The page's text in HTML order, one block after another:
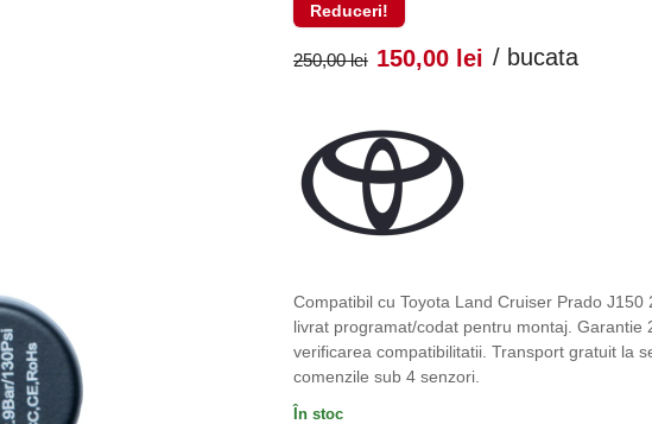
Reduceri!
250,00lei Prețul
a
fost:
150,00 lei Prețul
/ bucata
Compatibil cu Toyota Land Cruiser Prado
livrat programat/codat pentru montaj. Garantie
verificarea compatibilitatii. Transport gratuit la
comenzile sub 4 senzori.
În stoc